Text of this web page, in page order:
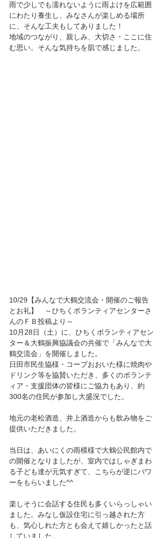
雨で少しでも濡れないように雨よけを広範囲
にわたり養生し、みなさんが楽しめる場所
に、そんな工夫もしてありました！
地域のつながり、親しみ、大切さ・ここに住
む思い。そんな気持ちを肌で感じました。
10/29【みんなで大鶴交流会・開催のご報告
とお礼】　～ひちくボランティアセンターさ
んのＦＢ投稿より～
10月28日（土）に、ひちくボランティアセン
ター＆大鶴振興協議会の共催で「みんなで大
鶴交流会」を開催しました。
日田市民生協様・コープおおいた様に焼肉や
ドリンク等を協賛いただき、多くのボランテ
ィア・支援団体の皆様にご協力もあり、約
300名の住民が参加し大盛況でした。
地元の老松酒造、井上酒造からも飲み物をご
提供いただきました。
当日は、あいにくの雨模様で大鶴公民館内で
の開催となりましたが、室内ではしゃぎまわ
る子ども達が元気すぎて、こちらが逆にパワ
ーをもらいました^^
楽しそうに会話する住民も多くいらっしゃい
ました。みなし仮設住宅に引っ越された方
も、気心しれた方とも会えて嬉しかったと話
していました。